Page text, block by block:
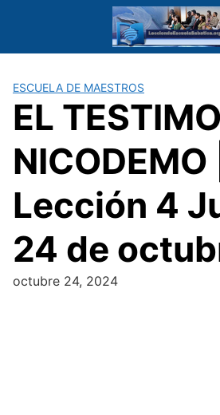
ESCUELA DE MAESTROS
EL
NICODEMO |
Lección 4
24 de
octubre 24, 2024